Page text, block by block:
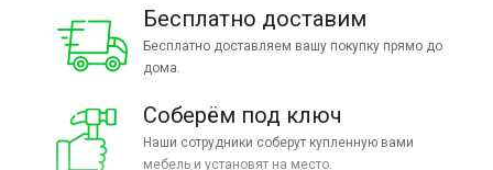
Бесплатно доставим
Бесплатно доставляем вашу покупку прямо до
дома.
Соберём под ключ
Наши сотрудники соберут купленную вами
мебель и установят на место.